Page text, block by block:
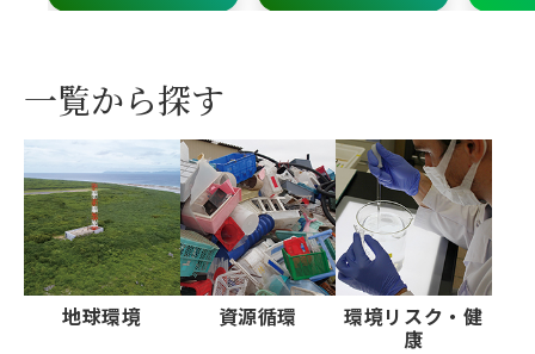
一覧から探す
地球環境 資源循環 環境リスク・健
康